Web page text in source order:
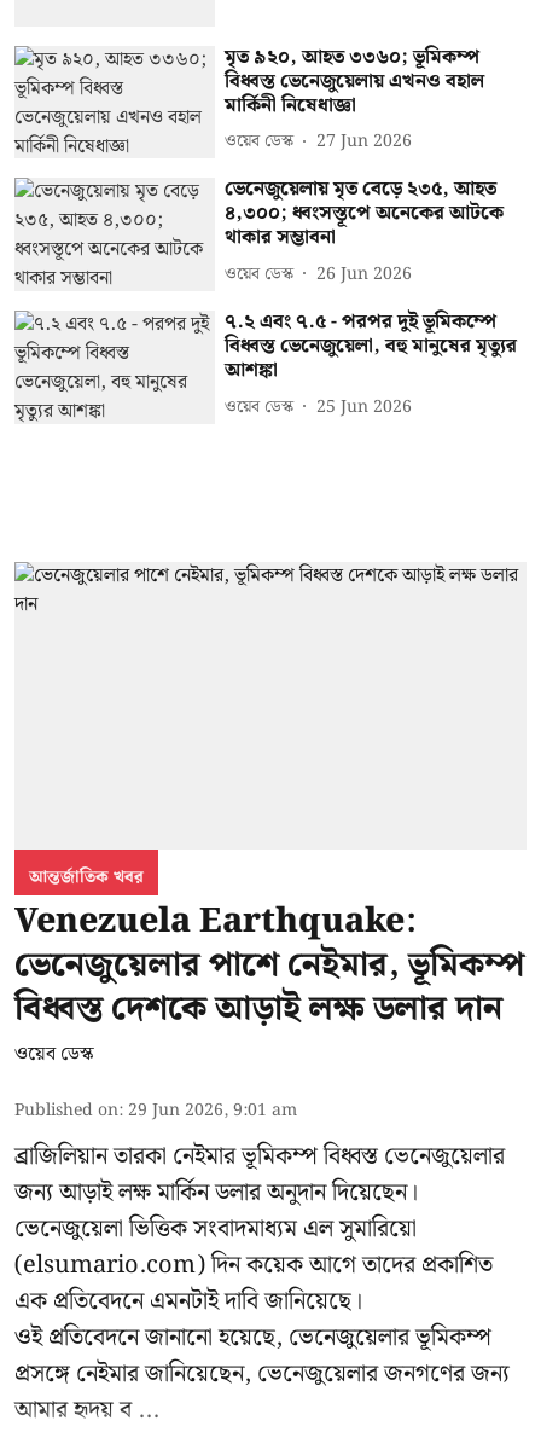
মৃত ৯২০, আহত ৩৩৬০; ভূমিকম্প
বিধ্বস্ত ভেনেজুয়েলায় এখনও বহাল
মার্কিনী নিষেধাজ্ঞা
ওয়েব ডেস্ক 27 Jun 2026
ভেনেজুয়েলায় মৃত বেড়ে ২৩৫, আহত
৪,৩০০; ধ্বংসস্তূপে অনেকের আটকে
থাকার সম্ভাবনা
ওয়েব ডেস্ক 26 Jun 2026
৭.২ এবং ৭.৫ - পরপর দুই ভূমিকম্পে
বিধ্বস্ত ভেনেজুয়েলা, বহু মানুষের মৃত্যুর
আশঙ্কা
ওয়েব ডেস্ক 25 Jun 2026
আন্তর্জাতিক খবর
Venezuela Earthquake:
ভেনেজুয়েলার পাশে নেইমার, ভূমিকম্প
বিধ্বস্ত দেশকে আড়াই লক্ষ ডলার দান
ওয়েব ডেস্ক
Published on: 29 Jun 2026, 9:01 am
ব্রাজিলিয়ান তারকা নেইমার ভূমিকম্প বিধ্বস্ত ভেনেজুয়েলার
জন্য আড়াই লক্ষ মার্কিন ডলার অনুদান দিয়েছেন।
ভেনেজুয়েলা ভিত্তিক সংবাদমাধ্যম এল সুমারিয়ো
(elsumario.com) দিন কয়েক আগে তাদের প্রকাশিত
এক প্রতিবেদনে এমনটাই দাবি জানিয়েছে।
ওই প্রতিবেদনে জানানো হয়েছে, ভেনেজুয়েলার ভূমিকম্প
প্রসঙ্গেনেইমারজানিয়েছেন, ভেনেজুয়েলার জনগণের জন্য
আমার হৃদয় ব ...